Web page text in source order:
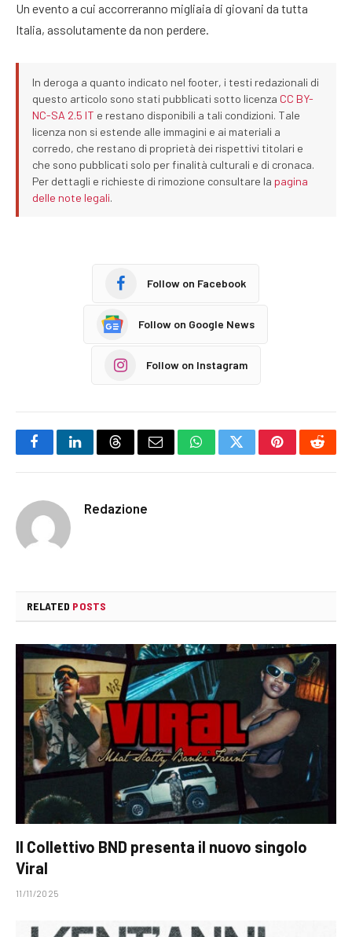
Un evento a cui accorreranno migliaia di giovani da tutta
Italia, assolutamente da non perdere.
In deroga a quanto indicato nel footer, i testi redazionali di
questo articolo sono stati pubblicati sotto licenza CC BY-
NC-SA 2.5 IT e restano disponibili a tali condizioni. Tale
licenza non si estende alle immagini e ai materiali a
corredo, che restano di proprietà dei rispettivi titolari e
che sono pubblicati solo per finalità culturali e di cronaca.
Per dettagli e richieste di rimozione consultare la pagina
delle note legali.
Follow on Facebook
Follow on Google News
Follow on Instagram
FacebookLinkedInThreadsEmail WhatsAppTwitterPinterest
Redazione
RELATED POSTS
Il Collettivo BND presenta il nuovo singolo
Viral
11/11/2025